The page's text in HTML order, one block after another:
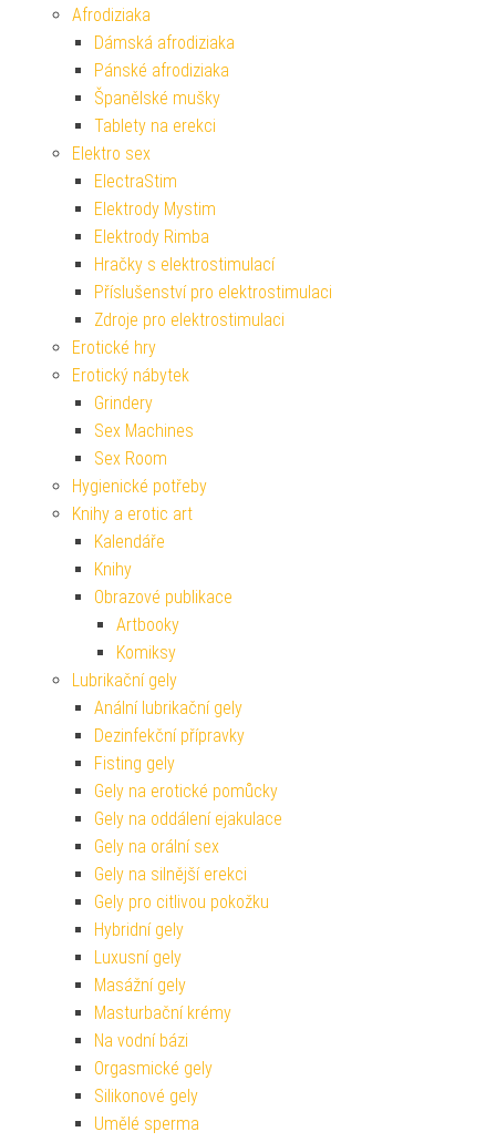
Afrodiziaka
Dámská afrodiziaka
Pánské afrodiziaka
Španělské mušky
Tablety na erekci
Elektro sex
ElectraStim
Elektrody Mystim
Elektrody Rimba
Hračky s elektrostimulací
Příslušenství pro elektrostimulaci
Zdroje pro elektrostimulaci
Erotické hry
Erotický nábytek
Grindery
Sex Machines
Sex Room
Hygienické potřeby
Knihy a erotic art
Kalendáře
Knihy
Obrazové publikace
Artbooky
Komiksy
Lubrikační gely
Anální lubrikační gely
Dezinfekční přípravky
Fisting gely
Gely na erotické pomůcky
Gely na oddálení ejakulace
Gely na orální sex
Gely na silnější erekci
Gely pro citlivou pokožku
Hybridní gely
Luxusní gely
Masážní gely
Masturbační krémy
Na vodní bázi
Orgasmické gely
Silikonové gely
Umělé sperma